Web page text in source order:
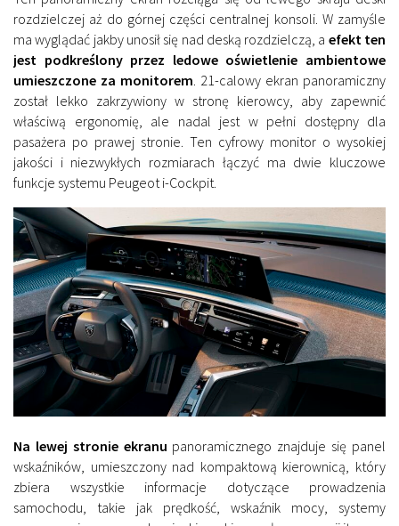
rozdzielczej aż do górnej części centralnej konsoli. W zamyśle
ma wyglądać jakby unosił się nad deską rozdzielczą, a efekt ten
jest podkreślony przez ledowe oświetlenie ambientowe
umieszczone za monitorem . 21-calowy ekran panoramiczny
został lekko zakrzywiony w stronę kierowcy, aby zapewnić
właściwą ergonomię, ale nadal jest w pełni dostępny dla
pasażera po prawej stronie. Ten cyfrowy monitor o wysokiej
jakości i niezwykłych rozmiarach łączyć ma dwie kluczowe
funkcje systemu Peugeot i-Cockpit.
Na lewej stronie ekranu panoramicznego znajduje się panel
wskaźników, umieszczony nad kompaktową kierownicą, który
zbiera wszystkie informacje dotyczące prowadzenia
samochodu, takie jak prędkość, wskaźnik mocy, systemy